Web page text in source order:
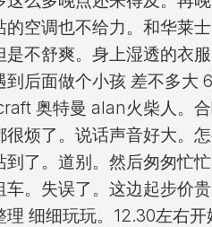
的空调也不给力。和华莱
是不舒爽。身上湿透的衣服
到后面做个小孩 差不多大
奥特曼 alan火柴人。
很烦了。说话声音好大。
到了。道别。然后匆匆忙
车。失误了。这边起步价
理 细细玩玩。12.30左右开